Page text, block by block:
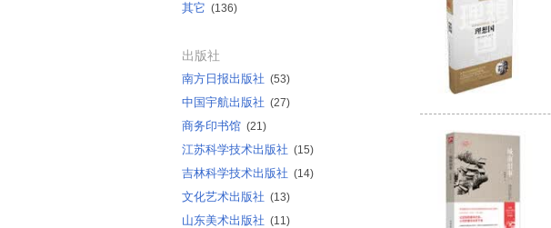
其它 (136)
出版社
南方日报出版社 (53)
中国宇航出版社 (27)
商务印书馆 (21)
江苏科学技术出版社 (15)
吉林科学技术出版社 (14)
文化艺术出版社 (13)
山东美术出版社 (11)